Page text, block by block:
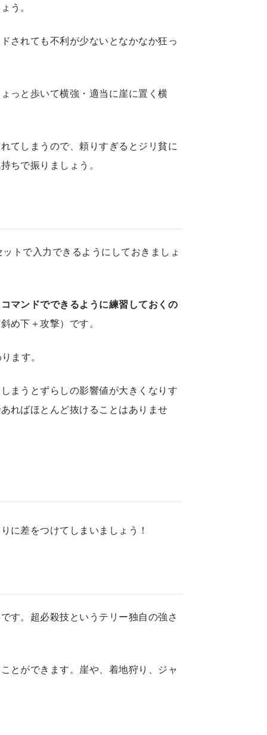
う。
されても不利が少ないとなかなか狂っ
っと歩いて横強・適当に崖に置く横
てしまうので、頼りすぎるとジリ貧に
ちで振りましょう。
トで入力できるようにしておきましょ
マンドでできるように練習しておくの
下＋攻撃）です。
ます。
まうとずらしの影響値が大きくなりす
ればほとんど抜けることはありませ
に差をつけてしまいましょう！
す。超必殺技というテリー独自の強さ
とができます。崖や、着地狩り、ジャ